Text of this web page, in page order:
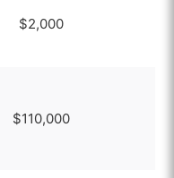
$2,000
$110,000